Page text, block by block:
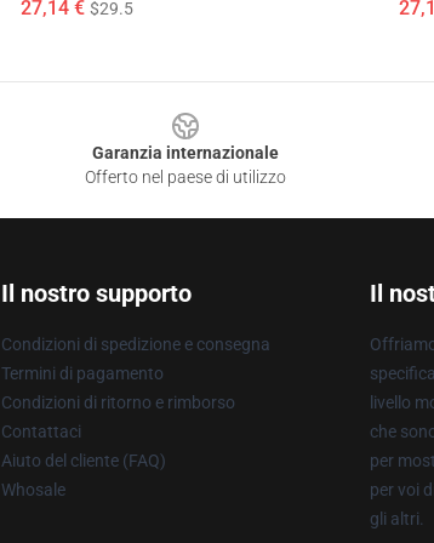
27,14 € $29.5
Garanzia internazionale
Offerto nel paese di utilizzo
Il nostro supporto
Condizioni di spedizione e consegna
Termini di pagamento
Condizioni di ritorno e rimborso
Contattaci
Aiuto del cliente (FAQ)
Whosale
Il
livello
che
per
per voi
gli altri.